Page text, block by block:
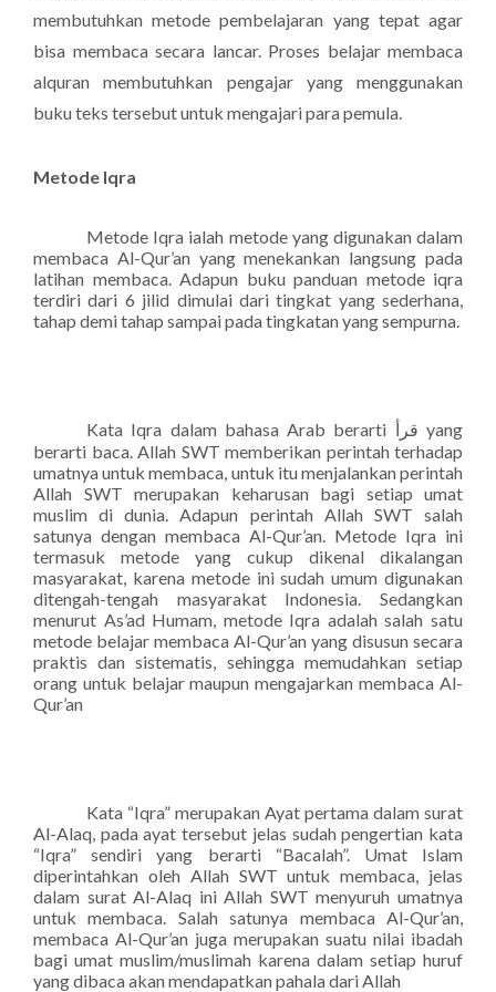
membutuhkan metode pembelajaran yang tepat agar
bisa membaca secara lancar. Proses belajar membaca
alquran membutuhkan pengajar yang menggunakan
buku teks tersebut untuk mengajari para pemula.
Metode Iqra
Metode Iqra ialah metode yang digunakan dalam
membaca Al-Qur’an yang menekankan langsung pada
latihan membaca. Adapun buku panduan metode iqra
terdiri dari 6 jilid dimulai dari tingkat yang sederhana,
tahap demi tahap sampai pada tingkatan yang sempurna.
Kata Iqra dalam bahasa Arab berarti ﻗﺮأ yang
berarti baca. Allah SWT memberikan perintah terhadap
umatnya untuk membaca, untuk itu menjalankan perintah
Allah SWT merupakan keharusan bagi setiap umat
muslim di dunia. Adapun perintah Allah SWT salah
satunya dengan membaca Al-Qur’an. Metode Iqra ini
termasuk metode yang cukup dikenal dikalangan
masyarakat, karena metode ini sudah umum digunakan
ditengah-tengah masyarakat Indonesia. Sedangkan
menurut As’ad Humam, metode Iqra adalah salah satu
metode belajar membaca Al-Qur’an yang disusun secara
praktis dan sistematis, sehingga memudahkan setiap
orang untuk belajar maupun mengajarkan membaca Al-
Qur’an
Kata “Iqra” merupakan Ayat pertama dalam surat
Al-Alaq, pada ayat tersebut jelas sudah pengertian kata
“Iqra” sendiri yang berarti “Bacalah”. Umat Islam
diperintahkan oleh Allah SWT untuk membaca, jelas
dalam surat Al-Alaq ini Allah SWT menyuruh umatnya
untuk membaca. Salah satunya membaca Al-Qur’an,
membaca Al-Qur’an juga merupakan suatu nilai ibadah
bagi umat muslim/muslimah karena dalam setiap huruf
yang dibaca akan mendapatkan pahala dari Allah